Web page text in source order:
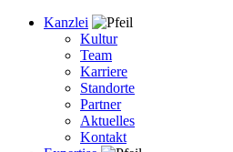
Kanzlei
Kultur
Team
Karriere
Standorte
Partner
Aktuelles
Kontakt